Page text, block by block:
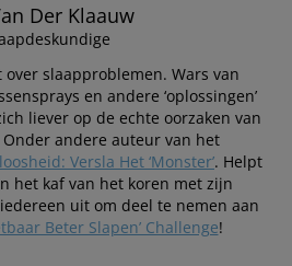
Der Klaauw
slaapproblemen. Wars van
en andere ‘oplossingen’
liever op de echte oorzaken van
andere auteur van het
Versla Het ‘Monster’. Helpt
het kaf van het koren met zijn
uit om deel te nemen aan
Beter Slapen’ Challenge!